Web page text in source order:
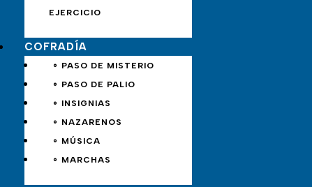
EJERCICIO
COFRADÍA
∘ PASO DE MISTERIO
∘ PASO DE PALIO
∘ INSIGNIAS
∘ NAZARENOS
∘ MÚSICA
∘ MARCHAS